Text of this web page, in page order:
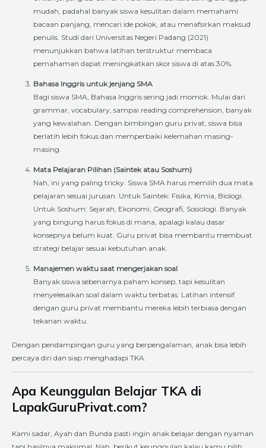
mudah, padahal banyak siswa kesulitan dalam memahami
bacaan panjang, mencari ide pokok, atau menafsirkan maksud
penulis. Studi dari Universitas Negeri Padang (2021)
menunjukkan bahwa latihan terstruktur membaca
pemahaman dapat meningkatkan skor siswa di atas 30%.
Bahasa Inggris untuk jenjang SMA
Bagi siswa SMA, Bahasa Inggris sering jadi momok. Mulai dari
grammar, vocabulary, sampai reading comprehension, banyak
yang kewalahan. Dengan bimbingan guru privat, siswa bisa
berlatih lebih fokus dan memperbaiki kelemahan masing-
masing.
Mata Pelajaran Pilihan (Saintek atau Soshum)
Nah, ini yang paling tricky. Siswa SMA harus memilih dua mata
pelajaran sesuai jurusan. Untuk Saintek: Fisika, Kimia, Biologi.
Untuk Soshum: Sejarah, Ekonomi, Geografi, Sosiologi. Banyak
yang bingung harus fokus di mana, apalagi kalau dasar
konsepnya belum kuat. Guru privat bisa membantu membuat
strategi belajar sesuai kebutuhan anak.
Manajemen waktu saat mengerjakan soal
Banyak siswa sebenarnya paham konsep, tapi kesulitan
menyelesaikan soal dalam waktu terbatas. Latihan intensif
dengan guru privat membantu mereka lebih terbiasa dengan
tekanan waktu.
Dengan pendampingan guru yang berpengalaman, anak bisa lebih
percaya diri dan siap menghadapi TKA.
Apa Keunggulan Belajar TKA di
LapakGuruPrivat.com?
Kami sadar, Ayah dan Bunda pasti ingin anak belajar dengan nyaman